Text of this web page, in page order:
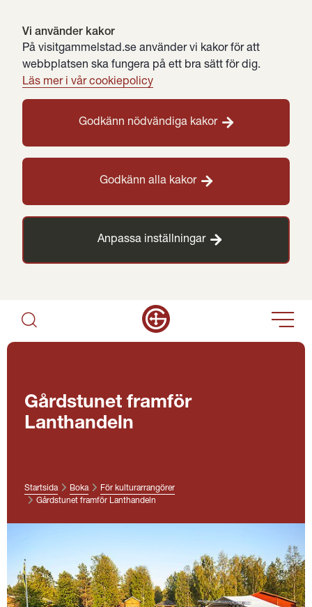
Vi använder kakor
På visitgammelstad.se använder vi kakor för att
webbplatsen ska fungera på ett bra sätt för dig.
Läs mer i vår cookiepolicy
Godkänn nödvändiga kakor
Godkänn alla kakor
Anpassa inställningar
Gårdstunet framför
Lanthandeln
Startsida Boka
För kulturarrangörer
Gårdstunet framför Lanthandeln